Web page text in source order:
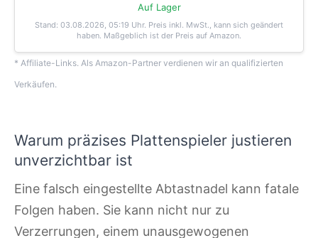
Auf Lager
Stand: 03.08.2026, 05:19 Uhr. Preis inkl. MwSt., kann sich geändert
haben. Maßgeblich ist der Preis auf Amazon.
* Affiliate-Links. Als Amazon-Partner verdienen wir an qualifizierten
Verkäufen.
Warum präzises Plattenspieler justieren
unverzichtbar ist
Eine falsch eingestellte Abtastnadel kann fatale
Folgen haben. Sie kann nicht nur zu
Verzerrungen, einem unausgewogenen